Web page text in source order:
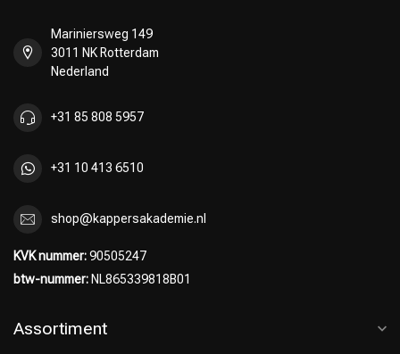
Keuze van onze Kappers
Mariniersweg 149
3011 NK Rotterdam
Nederland
+31 85 808 5957
+31 10 413 6510
shop@kappersakademie.nl
KVK nummer:90505247
btw-nummer: NL865339818B01
Assortiment